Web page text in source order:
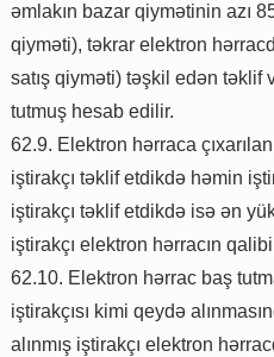
əmlakın bazar qiymətinin azı
qiyməti), təkrar elektron
satış qiyməti) təşkil edən
tutmuş hesab edilir.
62.9. Elektron hərraca
iştirakçı təklif etdikdə həmin
iştirakçı təklif etdikdə isə ən
iştirakçı elektron hərracın
62.10. Elektron hərrac baş
iştirakçısı kimi qeydə
alınmış iştirakçı elektron